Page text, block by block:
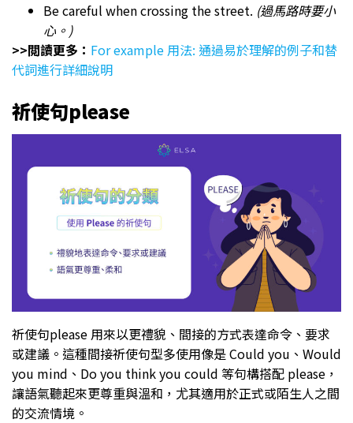
Be careful when crossing the street. (過馬路時要小
心。)
>>閲讀更多： For example 用法: 通過易於理解的例子和替
代詞進行詳細說明
祈使句please
祈使句please 用來以更禮貌、間接的方式表達命令、要求
或建議。這種間接祈使句型多使用像是 Could you、Would
you mind、Do you think you could 等句構搭配 please，
讓語氣聽起來更尊重與溫和，尤其適用於正式或陌生人之間
的交流情境。